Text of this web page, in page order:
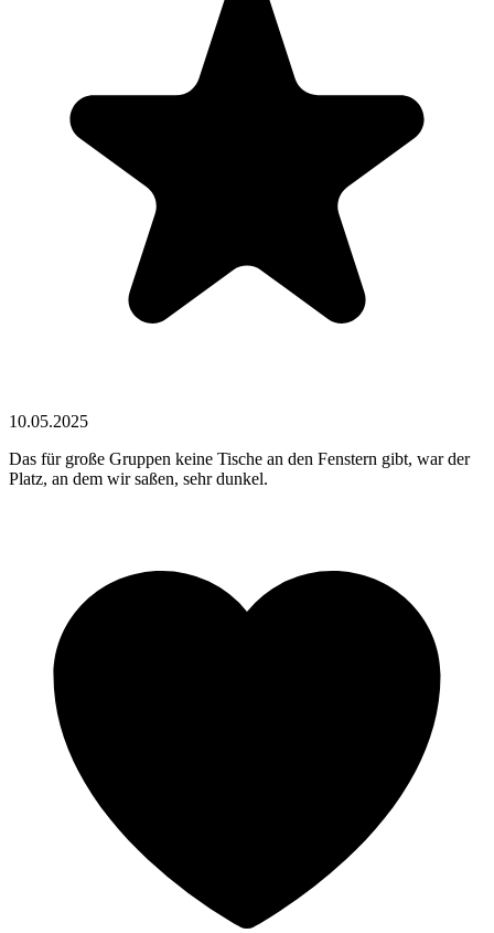
10.05.2025
Das für große Gruppen keine Tische an den Fenstern gibt, war der
Platz, an dem wir saßen, sehr dunkel.